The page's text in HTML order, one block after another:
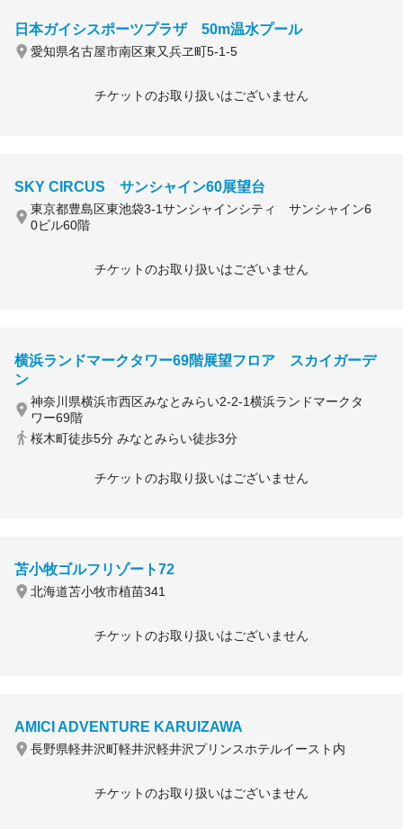
日本ガイシスポーツプラザ 50m温水プール
愛知県名古屋市南区東又兵ヱ町5-1-5
チケットのお取り扱いはございません
SKY CIRCUS サンシャイン60展望台
東京都豊島区東池袋3-1サンシャインシティ サンシャイン6
0ビル60階
チケットのお取り扱いはございません
横浜ランドマークタワー69階展望フロア スカイガーデ
ン
神奈川県横浜市西区みなとみらい2-2-1横浜ランドマークタ
ワー69階
桜木町徒歩5分 みなとみらい徒歩3分
チケットのお取り扱いはございません
苫小牧ゴルフリゾート72
北海道苫小牧市植苗341
チケットのお取り扱いはございません
AMICI ADVENTURE KARUIZAWA
長野県軽井沢町軽井沢軽井沢プリンスホテルイースト内
チケットのお取り扱いはございません